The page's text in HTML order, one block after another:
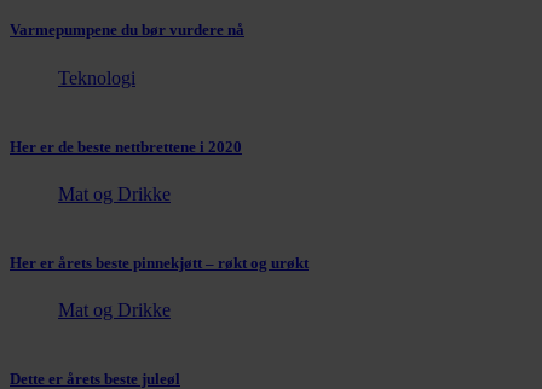
Varmepumpene du bør vurdere nå
Teknologi
Her er de beste nettbrettene i 2020
Mat og Drikke
Her er årets beste pinnekjøtt – røkt og urøkt
Mat og Drikke
Dette er årets beste juleøl